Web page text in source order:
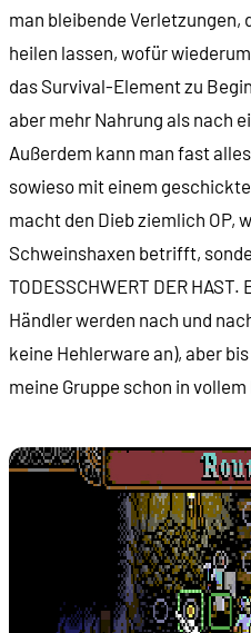
man bleibende Verletzungen,
heilen lassen, wofür
das Survival-Element zu
aber mehr Nahrung als nach
Außerdem kann man fast
sowieso mit einem
macht den Dieb ziemlich OP,
Schweinshaxen betrifft,
TODESSCHWERT DER
Händler werden nach und
keine Hehlerware an), aber
meine Gruppe schon in